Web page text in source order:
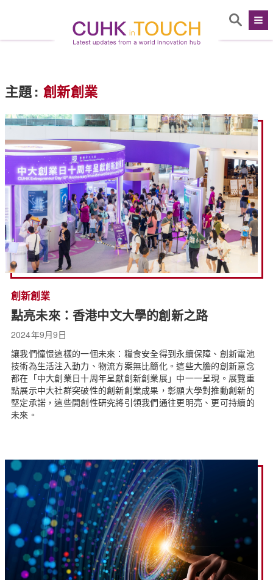
主題: 創新創業
創新創業
點亮未來：香港中文大學的創新之路
2024年9月9日
讓我們憧憬這樣的一個未來：糧食安全得到永續保障、創新電池
技術為生活注入動力、物流方案無比簡化。這些大膽的創新意念
都在「中大創業日十周年呈獻創新創業展」中一一呈現。展覽重
點展示中大社群突破性的創新創業成果，彰顯大學對推動創新的
堅定承諾，這些開創性研究將引領我們通往更明亮、更可持續的
未來。